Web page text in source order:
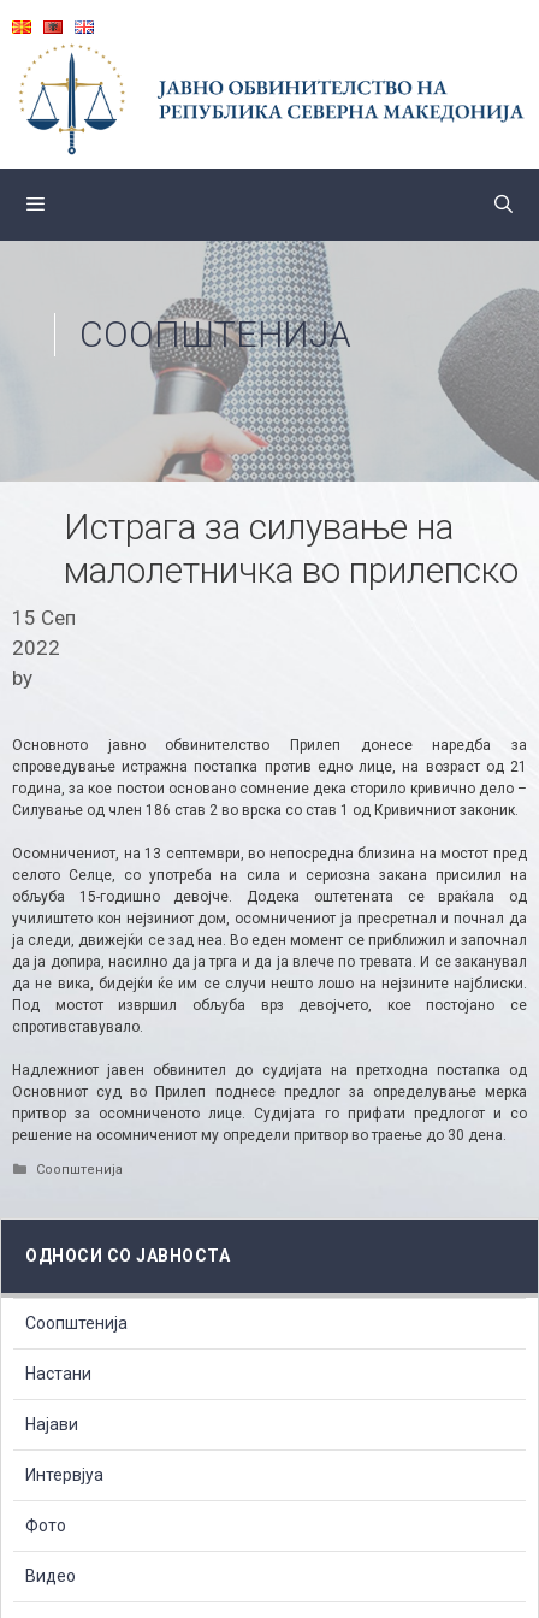
content
СООПШТЕНИЈА
Истрага за силување на
малолетничка во прилепско
15 Сеп
2022
by
Основното јавно обвинителство Прилеп донесе наредба за
спроведување истражна постапка против едно лице, на возраст од 21
година, за кое постои основано сомнение дека сторило кривично дело –
Силување од член 186 став 2 во врска со став 1 од Кривичниот законик.
Осомничениот, на 13 септември, во непосредна близина на мостот пред
селото Селце, со употреба на сила и сериозна закана присилил на
обљуба 15-годишно девојче. Додека оштетената се враќала од
училиштето кон нејзиниот дом, осомничениот ја пресретнал и почнал да
ја следи, движејќи се зад неа. Во еден момент се приближил и започнал
да ја допира, насилно да ја трга и да ја влече по тревата. И се заканувал
да не вика, бидејќи ќе им се случи нешто лошо на нејзините најблиски.
Под мостот извршил обљуба врз девојчето, кое постојано се
спротивставувало.
Надлежниот јавен обвинител до судијата на претходна постапка од
Основниот суд во Прилеп поднесе предлог за определување мерка
притвор за осомниченото лице. Судијата го прифати предлогот и со
решение на осомничениот му определи притвор во траење до 30 дена.​
Categories
Соопштенија
ОДНОСИ СО ЈАВНОСТА
Соопштенија
Настани
Најави
Интервјуа
Фото
Видео